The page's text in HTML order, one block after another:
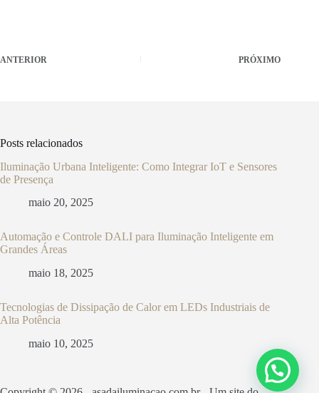
ANTERIOR PRÓXIMO
Posts relacionados
Iluminação Urbana Inteligente: Como Integrar IoT e Sensores
de Presença
maio 20, 2025
Automação e Controle DALI para Iluminação Inteligente em
Grandes Áreas
maio 18, 2025
Tecnologias de Dissipação de Calor em LEDs Industriais de
Alta Potência
maio 10, 2025